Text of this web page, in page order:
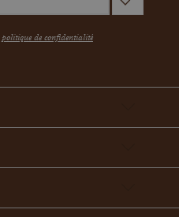
politique de confidentialité